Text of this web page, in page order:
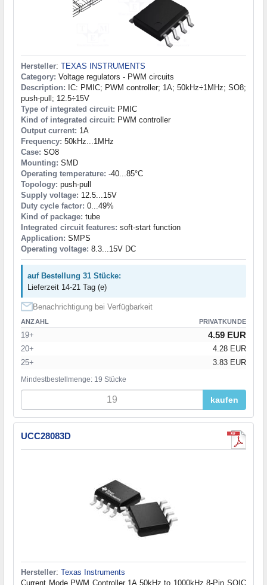
Hersteller: TEXAS INSTRUMENTS
Category: Voltage regulators - PWM circuits
Description: IC: PMIC; PWM controller; 1A; 50kHz÷1MHz; SO8;
push-pull; 12.5÷15V
Type of integrated circuit: PMIC
Kind of integrated circuit: PWM controller
Output current: 1A
Frequency: 50kHz...1MHz
Case: SO8
Mounting: SMD
Operating temperature: -40...85°C
Topology: push-pull
Supply voltage: 12.5...15V
Duty cycle factor: 0...49%
Kind of package: tube
Integrated circuit features: soft-start function
Application: SMPS
Operating voltage: 8.3...15V DC
auf Bestellung 31 Stücke:
Lieferzeit 14-21 Tag (e)
Benachrichtigung bei Verfügbarkeit
ANZAHL PRIVATKUNDE
19+ 4.59 EUR
20+
4.28 EUR
25+
3.83 EUR
Mindestbestellmenge: 19 Stücke
kaufen
UCC28083D
Hersteller: Texas Instruments
Current Mode PWM Controller 1A 50kHz to 1000kHz 8-Pin SOIC